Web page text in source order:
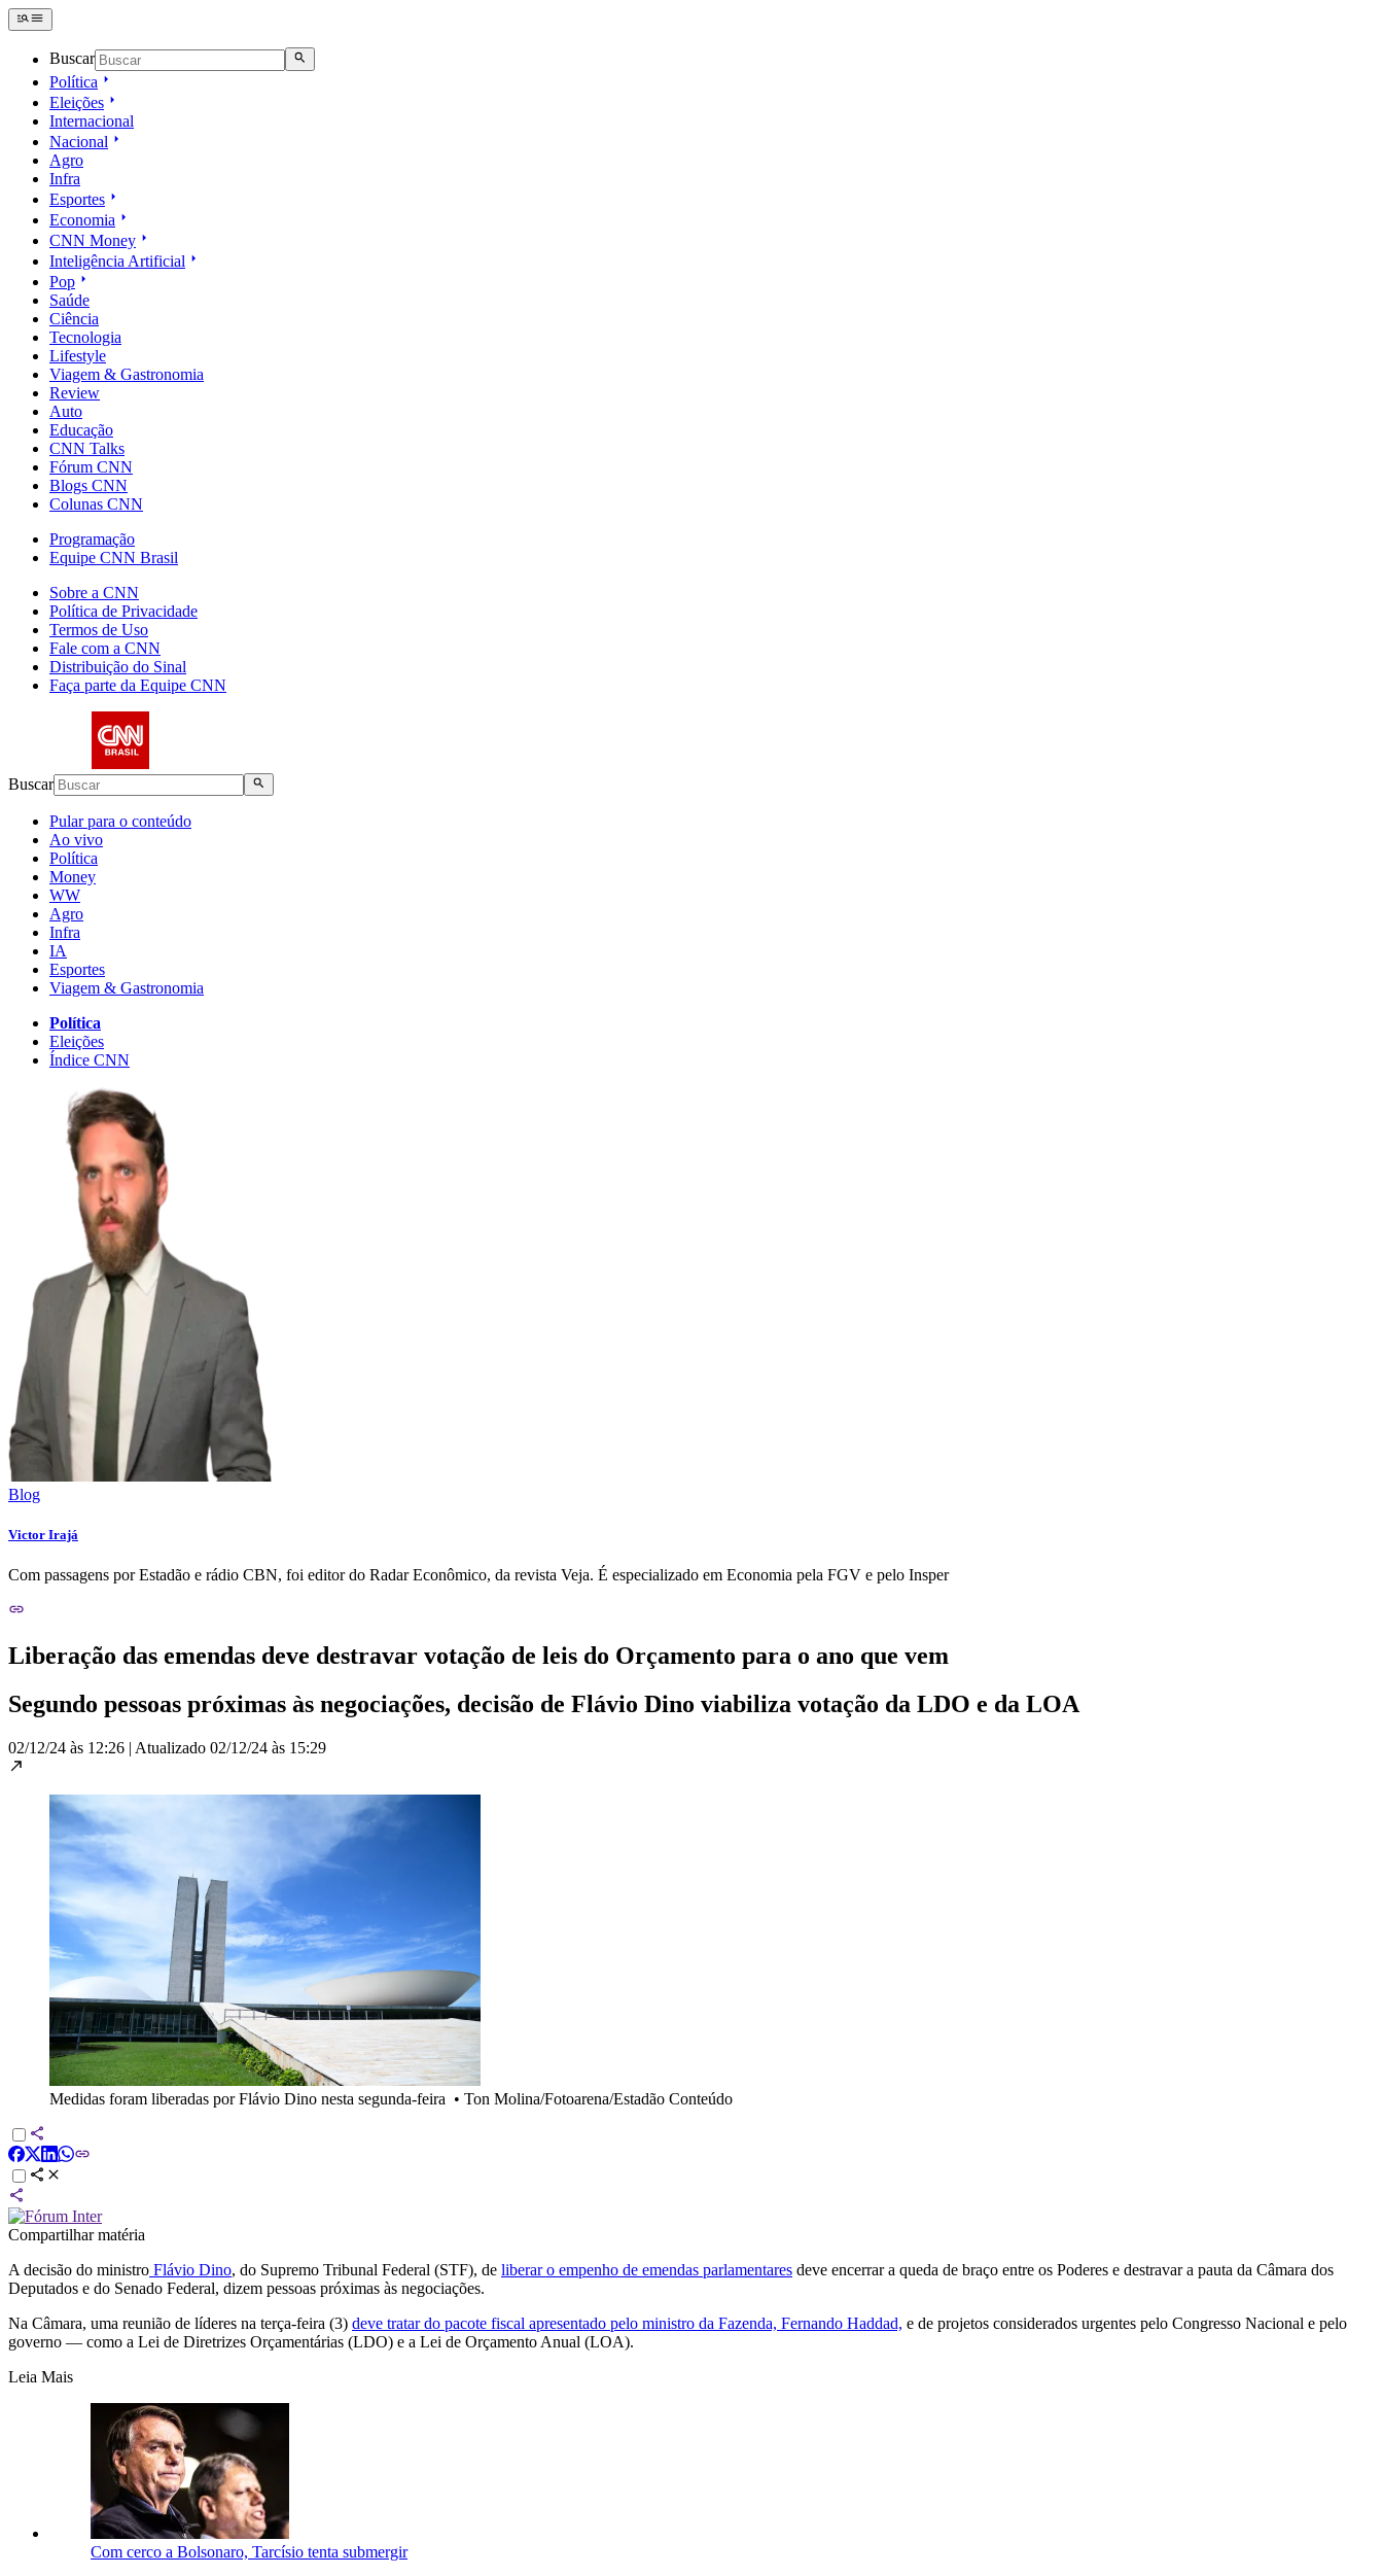
Buscar
Política
Eleições
Internacional
Nacional
Agro
Infra
Esportes
Economia
CNN Money
Inteligência Artificial
Pop
Saúde
Ciência
Tecnologia
Lifestyle
Viagem & Gastronomia
Review
Auto
Educação
CNN Talks
Fórum CNN
Blogs CNN
Colunas CNN
Programação
Equipe CNN Brasil
Sobre a CNN
Política de Privacidade
Termos de Uso
Fale com a CNN
Distribuição do Sinal
Faça parte da Equipe CNN
Buscar
Pular para o conteúdo
Ao vivo
Política
Money
WW
Agro
Infra
IA
Esportes
Viagem & Gastronomia
Política
Eleições
Índice CNN
Blog
Victor Irajá
Com passagens por Estadão e rádio CBN, foi editor do Radar Econômico, da revista Veja. É especializado em Economia pela FGV e pelo Insper
Liberação das emendas deve destravar votação de leis do Orçamento para o ano que vem
Segundo pessoas próximas às negociações, decisão de Flávio Dino viabiliza votação da LDO e da LOA
02/12/24 às 12:26 | Atualizado 02/12/24 às 15:29
Medidas foram liberadas por Flávio Dino nesta segunda-feira • Ton Molina/Fotoarena/Estadão Conteúdo
Compartilhar matéria
A decisão do ministro Flávio Dino, do Supremo Tribunal Federal (STF), de liberar o empenho de emendas parlamentares deve encerrar a queda de braço entre os Poderes e destravar a pauta da Câmara dos
Deputados e do Senado Federal, dizem pessoas próximas às negociações.
Na Câmara, uma reunião de líderes na terça-feira (3) deve tratar do pacote fiscal apresentado pelo ministro da Fazenda, Fernando Haddad, e de projetos considerados urgentes pelo Congresso Nacional e pelo
governo — como a Lei de Diretrizes Orçamentárias (LDO) e a Lei de Orçamento Anual (LOA).
Leia Mais
Com cerco a Bolsonaro, Tarcísio tenta submergir